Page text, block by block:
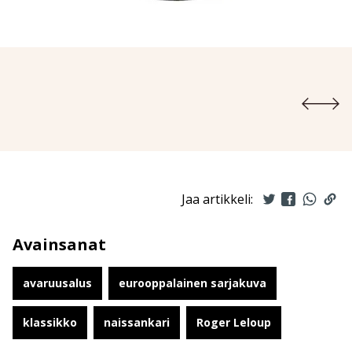
Jaa artikkeli:
Avainsanat
avaruusalus eurooppalainen sarjakuva
klassikko naissankari Roger Leloup